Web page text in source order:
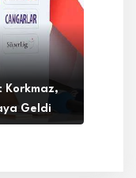
Korkmaz,
Geldi